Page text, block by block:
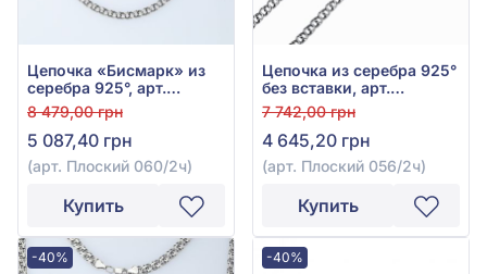
Цепочка «Бисмарк» из
серебра 925°, арт.
Плоский 060/2ч
8 479,00 грн
5 087,40 грн
(арт. Плоский 060/2ч)
Купить
Цепочка из серебра 925°
без вставки, арт.
Плоский 056/2ч
7 742,00 грн
4 645,20 грн
(арт. Плоский 056/2ч)
Купить
-40% -40%